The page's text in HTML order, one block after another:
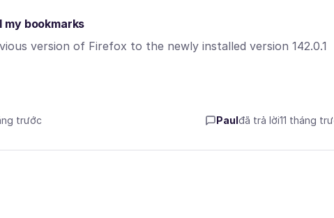
my bookmarks
version of Firefox to the newly installed version 142.0.1
trước Paulđã trả lời11 tháng